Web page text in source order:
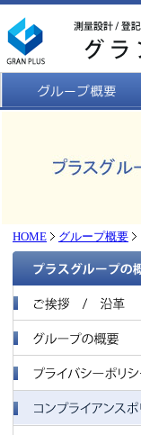
HOME グループ概要